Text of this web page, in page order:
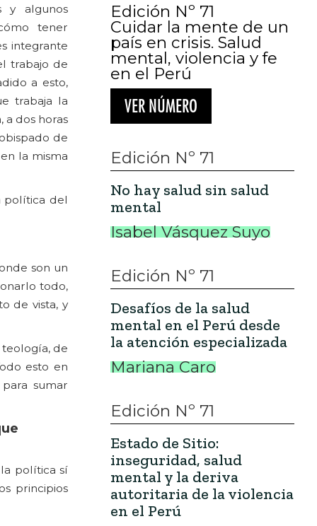
y algunos
tener
integrante
trabajo de
a esto,
trabaja la
a dos horas
de
la misma
política del
son un
todo,
de vista, y
de
esto en
sumar
política sí
principios
Edición Nº 71
Cuidar la mente de un
país en crisis. Salud
mental, violencia y fe
en el Perú
VER NÚMERO
Edición Nº 71
No hay salud sin salud
mental
Isabel Vásquez Suyo
Edición Nº 71
Desafíos de la salud
mental en el Perú desde
la atención especializada
Mariana Caro
Edición Nº 71
Estado de Sitio:
inseguridad, salud
mental y la deriva
autoritaria de la violencia
en el Perú